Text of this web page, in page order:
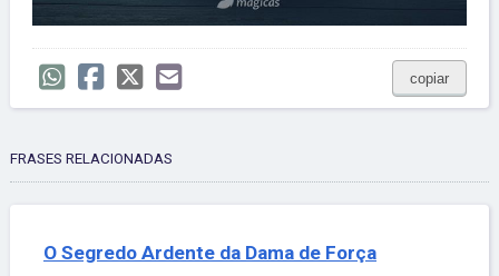
copiar
FRASES RELACIONADAS
O Segredo Ardente da Dama de Força